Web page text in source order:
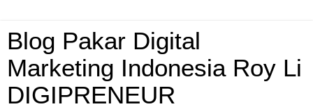
Blog Pakar Digital
Marketing Indonesia Roy Li
DIGIPRENEUR